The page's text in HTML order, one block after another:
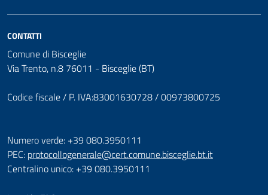
CONTATTI
Comune di Bisceglie
Via Trento, n.8 76011 - Bisceglie (BT)
Codice fiscale / P. IVA:83001630728 / 00973800725
Numero verde: +39 080.3950111
PEC: protocollogenerale@cert.comune.bisceglie.bt.it
Centralino unico: +39 080.3950111